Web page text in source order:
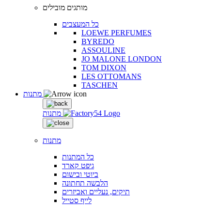
מותגים מובילים
כל המעצבים
LOEWE PERFUMES
BYREDO
ASSOULINE
JO MALONE LONDON
TOM DIXON
LES OTTOMANS
TASCHEN
מתנות
מתנות
כל המתנות
גיפט קארד
ביוטי ובישום
הלבשה תחתונה
תיקים, נעליים ואביזרים
לייף סטייל